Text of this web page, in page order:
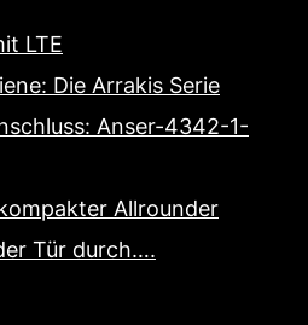
LTE
Die Arrakis Serie
Anser-4342-1-
Allrounder
Tür durch….